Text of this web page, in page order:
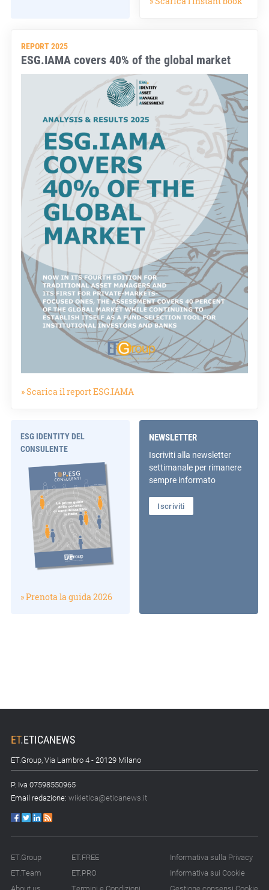
REPORT 2025
ESG.IAMA covers 40% of the global market
» Scarica il report ESG.IAMA
ESG IDENTITY DEL
CONSULENTE
» Prenota la guida 2026
NEWSLETTER
Iscriviti alla newsletter
settimanale per rimanere
sempre informato
Iscriviti
ET.ETICANEWS
ET.Group, Via Lambro 4 - 20129 Milano
P. Iva 07598550965
Email redazione: wikietica@eticanews.it
ET.Group
ET.Team
ET.FREE
ET.PRO
Informativa sulla Privacy
Informativa sui Cookie